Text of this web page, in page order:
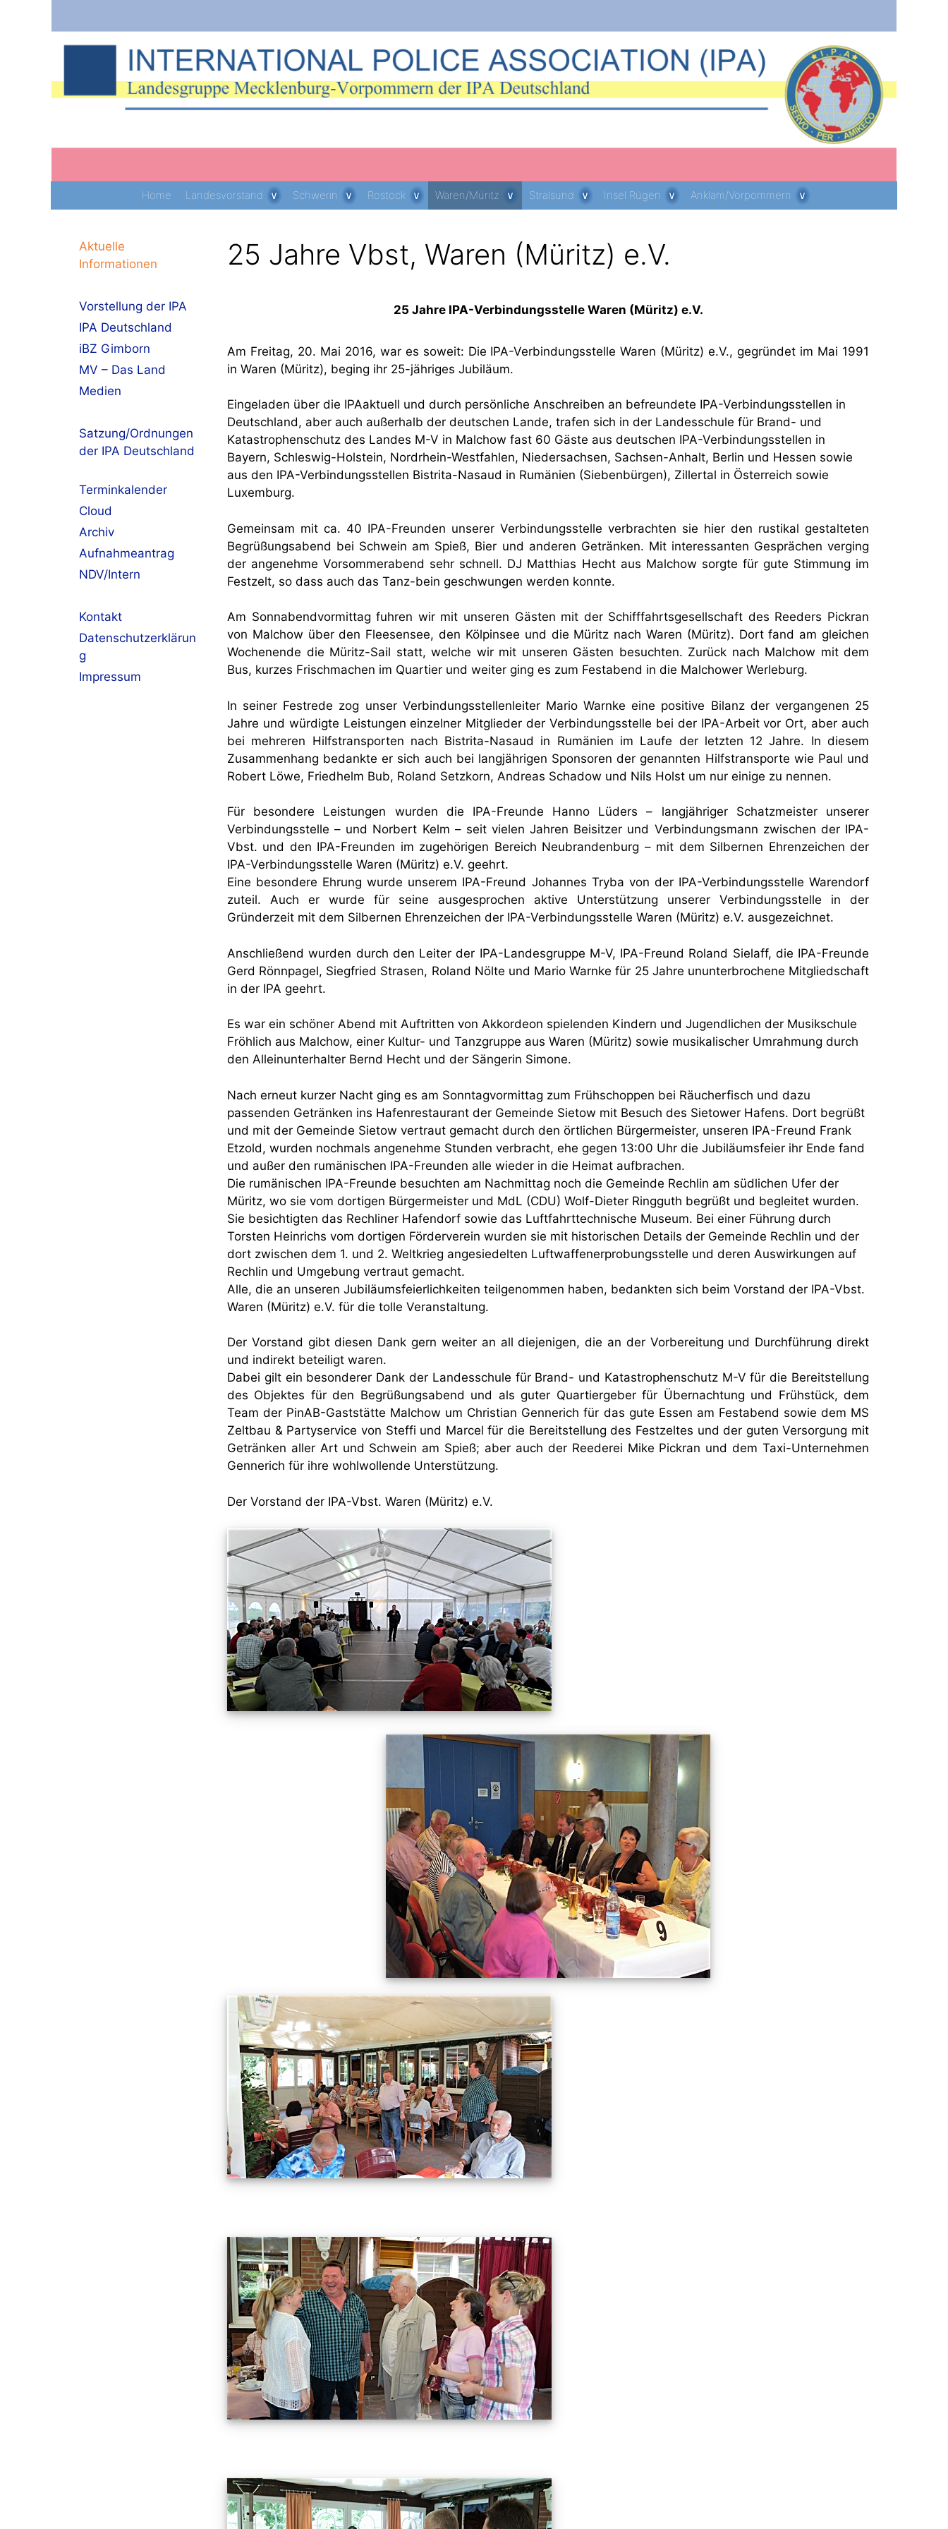
Home Landesvorstand Schwerin Rostock Waren/Müritz Stralsund Insel Rügen Anklam/Vorpommern
25 Jahre Vbst, Waren (Müritz) e.V.
25 Jahre IPA-Verbindungsstelle Waren (Müritz) e.V.
Am Freitag, 20. Mai 2016, war es soweit: Die IPA-Verbindungsstelle Waren (Müritz) e.V., gegründet im Mai 1991
in Waren (Müritz), beging ihr 25-jähriges Jubiläum.
Eingeladen über die IPAaktuell und durch persönliche Anschreiben an befreundete IPA-Verbindungsstellen in
Deutschland, aber auch außerhalb der deutschen Lande, trafen sich in der Landesschule für Brand- und
Katastrophenschutz des Landes M-V in Malchow fast 60 Gäste aus deutschen IPA-Verbindungsstellen in
Bayern, Schleswig-Holstein, Nordrhein-Westfahlen, Niedersachsen, Sachsen-Anhalt, Berlin und Hessen sowie
aus den IPA-Verbindungsstellen Bistrita-Nasaud in Rumänien (Siebenbürgen), Zillertal in Österreich sowie
Luxemburg.
Gemeinsam mit ca. 40 IPA-Freunden unserer Verbindungsstelle verbrachten sie hier den rustikal gestalteten
Begrüßungsabend bei Schwein am Spieß, Bier und anderen Getränken. Mit interessanten Gesprächen verging
der angenehme Vorsommerabend sehr schnell. DJ Matthias Hecht aus Malchow sorgte für gute Stimmung im
Festzelt, so dass auch das Tanz-bein geschwungen werden konnte.
Am Sonnabendvormittag fuhren wir mit unseren Gästen mit der Schifffahrtsgesellschaft des Reeders Pickran
von Malchow über den Fleesensee, den Kölpinsee und die Müritz nach Waren (Müritz). Dort fand am gleichen
Wochenende die Müritz-Sail statt, welche wir mit unseren Gästen besuchten. Zurück nach Malchow mit dem
Bus, kurzes Frischmachen im Quartier und weiter ging es zum Festabend in die Malchower Werleburg.
In seiner Festrede zog unser Verbindungsstellenleiter Mario Warnke eine positive Bilanz der vergangenen 25
Jahre und würdigte Leistungen einzelner Mitglieder der Verbindungsstelle bei der IPA-Arbeit vor Ort, aber auch
bei mehreren Hilfstransporten nach Bistrita-Nasaud in Rumänien im Laufe der letzten 12 Jahre. In diesem
Zusammenhang bedankte er sich auch bei langjährigen Sponsoren der genannten Hilfstransporte wie Paul und
Robert Löwe, Friedhelm Bub, Roland Setzkorn, Andreas Schadow und Nils Holst um nur einige zu nennen.
Für besondere Leistungen wurden die IPA-Freunde Hanno Lüders – langjähriger Schatzmeister unserer
Verbindungsstelle – und Norbert Kelm – seit vielen Jahren Beisitzer und Verbindungsmann zwischen der IPA-
Vbst. und den IPA-Freunden im zugehörigen Bereich Neubrandenburg – mit dem Silbernen Ehrenzeichen der
IPA-Verbindungsstelle Waren (Müritz) e.V. geehrt.
Eine besondere Ehrung wurde unserem IPA-Freund Johannes Tryba von der IPA-Verbindungsstelle Warendorf
zuteil. Auch er wurde für seine ausgesprochen aktive Unterstützung unserer Verbindungsstelle in der
Gründerzeit mit dem Silbernen Ehrenzeichen der IPA-Verbindungsstelle Waren (Müritz) e.V. ausgezeichnet.
Anschließend wurden durch den Leiter der IPA-Landesgruppe M-V, IPA-Freund Roland Sielaff, die IPA-Freunde
Gerd Rönnpagel, Siegfried Strasen, Roland Nölte und Mario Warnke für 25 Jahre ununterbrochene Mitgliedschaft
in der IPA geehrt.
Es war ein schöner Abend mit Auftritten von Akkordeon spielenden Kindern und Jugendlichen der Musikschule
Fröhlich aus Malchow, einer Kultur- und Tanzgruppe aus Waren (Müritz) sowie musikalischer Umrahmung durch
den Alleinunterhalter Bernd Hecht und der Sängerin Simone.
Nach erneut kurzer Nacht ging es am Sonntagvormittag zum Frühschoppen bei Räucherfisch und dazu
passenden Getränken ins Hafenrestaurant der Gemeinde Sietow mit Besuch des Sietower Hafens. Dort begrüßt
und mit der Gemeinde Sietow vertraut gemacht durch den örtlichen Bürgermeister, unseren IPA-Freund Frank
Etzold, wurden nochmals angenehme Stunden verbracht, ehe gegen 13:00 Uhr die Jubiläumsfeier ihr Ende fand
und außer den rumänischen IPA-Freunden alle wieder in die Heimat aufbrachen.
Die rumänischen IPA-Freunde besuchten am Nachmittag noch die Gemeinde Rechlin am südlichen Ufer der
Müritz, wo sie vom dortigen Bürgermeister und MdL (CDU) Wolf-Dieter Ringguth begrüßt und begleitet wurden.
Sie besichtigten das Rechliner Hafendorf sowie das Luftfahrttechnische Museum. Bei einer Führung durch
Torsten Heinrichs vom dortigen Förderverein wurden sie mit historischen Details der Gemeinde Rechlin und der
dort zwischen dem 1. und 2. Weltkrieg angesiedelten Luftwaffenerprobungsstelle und deren Auswirkungen auf
Rechlin und Umgebung vertraut gemacht.
Alle, die an unseren Jubiläumsfeierlichkeiten teilgenommen haben, bedankten sich beim Vorstand der IPA-Vbst.
Waren (Müritz) e.V. für die tolle Veranstaltung.
Der Vorstand gibt diesen Dank gern weiter an all diejenigen, die an der Vorbereitung und Durchführung direkt
und indirekt beteiligt waren.
Dabei gilt ein besonderer Dank der Landesschule für Brand- und Katastrophenschutz M-V für die Bereitstellung
des Objektes für den Begrüßungsabend und als guter Quartiergeber für Übernachtung und Frühstück, dem
Team der PinAB-Gaststätte Malchow um Christian Gennerich für das gute Essen am Festabend sowie dem MS
Zeltbau & Partyservice von Steffi und Marcel für die Bereitstellung des Festzeltes und der guten Versorgung mit
Getränken aller Art und Schwein am Spieß; aber auch der Reederei Mike Pickran und dem Taxi-Unternehmen
Gennerich für ihre wohlwollende Unterstützung.
Der Vorstand der IPA-Vbst. Waren (Müritz) e.V.
Aktuelle
Informationen
Vorstellung der IPA
IPA Deutschland
iBZ Gimborn
MV – Das Land
Medien
Satzung/Ordnungen
der IPA Deutschland
Terminkalender
Cloud
Archiv
Aufnahmeantrag
NDV/Intern
Kontakt
Datenschutzerklärun
g
Impressum